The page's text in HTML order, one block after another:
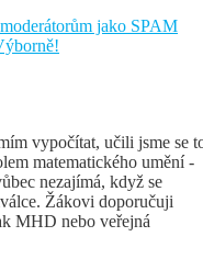
jako SPAM
vypočítat, učili jsme se
matematického umění -
nezajímá, když se
Žákovi doporučuji
MHD nebo veřejná